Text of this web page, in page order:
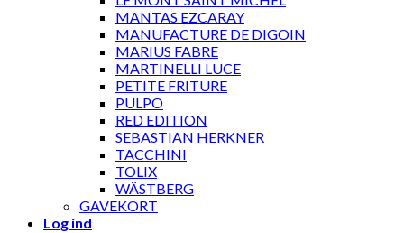
MANTAS EZCARAY
MANUFACTURE DE DIGOIN
MARIUS FABRE
MARTINELLI LUCE
PETITE FRITURE
PULPO
RED EDITION
SEBASTIAN HERKNER
TACCHINI
TOLIX
WÄSTBERG
GAVEKORT
Log ind